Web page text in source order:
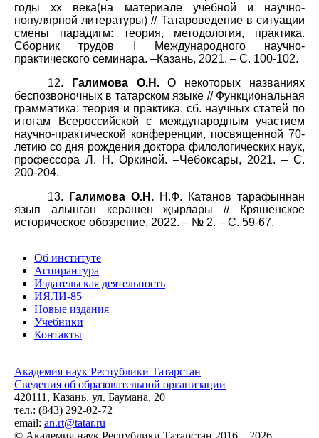
годы хх века(на материале учебной и научно-
популярной литературы) // Татароведение в ситуации
смены парадигм: теория, методология, практика.
Сборник трудов I Международного научно-
практического семинара. –Казань, 2021. – С. 100-102.
12.
Галимова О.Н.О некоторых названиях
беспозвоночных в татарском языке // Функциональная
грамматика: теория и практика. сб. научных статей по
итогам Всероссийской с международным участием
научно-практической конференции, посвященной 70-
летию со дня рождения доктора филологических наук,
профессора Л. Н. Оркиной. –Чебоксары, 2021. – С.
200-204.
13.
Галимова О.Н. Н.Ф. Катанов тарафыннан
язып алынган керәшен җырлары // Кряшенское
историческое обозрение, 2022. – № 2. – С. 59-67.
Об институте
Аспирантура
Издательская деятельность
ИЯЛИ-85
Новые издания
Учебники
Контакты
Академия наук Республики Татарстан
Сведения об образовательной организации
420111, Казань, ул. Баумана, 20
тел.: (843) 292-02-72
email: an.rt@tatar.ru
© Академия наук Республики Татарстан 2016 – 2026